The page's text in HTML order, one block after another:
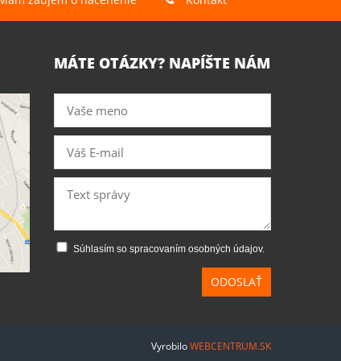
MÁTE OTÁZKY? NAPÍŠTE NÁM
Súhlasím so spracovaním osobných údajov.
ODOSLAŤ
VyrobiloWEBCENTRUM.SK